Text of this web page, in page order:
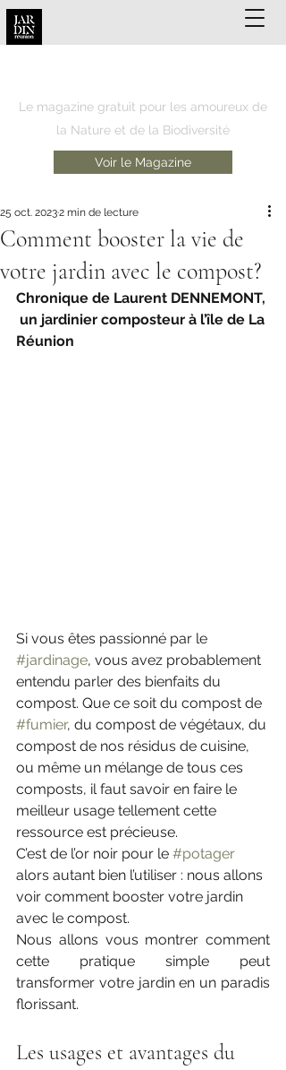
Le magazine gratuit pour les amoureux de
la Nature et de la Biodiversité
Voir le Magazine
Comment booster la vie de
votre jardin avec le compost?
25 oct. 20232 min de lecture
Chronique de Laurent DENNEMONT,
un jardinier composteur à l’île de La
Réunion
Si vous êtes passionné par le
#jardinage, vous avez probablement
entendu parler des bienfaits du
compost. Que ce soit du compost de
#fumier, du compost de végétaux, du
compost de nos résidus de cuisine,
ou même un mélange de tous ces
composts, il faut savoir en faire le
meilleur usage tellement cette
ressource est précieuse.
C’est de l’or noir pour le #potager
alors autant bien l’utiliser : nous allons
voir comment booster votre jardin
avec le compost.
Nous allons vous montrer comment
cette pratique simple peut
transformer votre jardin en un paradis
florissant.
Les usages et avantages du